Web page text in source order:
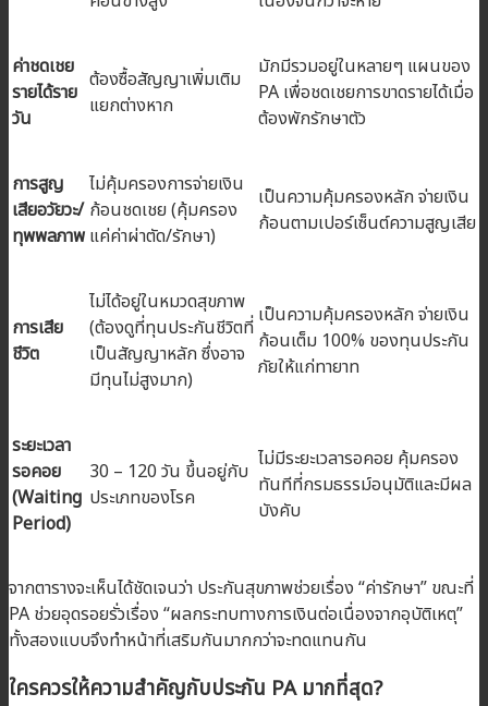
ค่าชดเชย
รายได้ราย
วัน
ต้องซื้อสัญญาเพิ่มเติม
แยกต่างหาก
มักมีรวมอยู่ในหลายๆ แผนของ
PA เพื่อชดเชยการขาดรายได้เมื่อ
ต้องพักรักษาตัว
การสูญ
เสียอวัยวะ/
ทุพพลภาพ
ไม่คุ้มครองการจ่ายเงิน
ก้อนชดเชย (คุ้มครอง
แค่ค่าผ่าตัด/รักษา)
เป็นความคุ้มครองหลัก จ่ายเงิน
ก้อนตามเปอร์เซ็นต์ความสูญเสีย
การเสีย
ชีวิต
ไม่ได้อยู่ในหมวดสุขภาพ
(ต้องดูที่ทุนประกันชีวิตที่
เป็นสัญญาหลัก ซึ่งอาจ
มีทุนไม่สูงมาก)
เป็นความคุ้มครองหลัก จ่ายเงิน
ก้อนเต็ม 100% ของทุนประกัน
ภัยให้แก่ทายาท
ระยะเวลา
รอคอย
(Waiting
Period)
30 – 120 วัน ขึ้นอยู่กับ
ประเภทของโรค
ไม่มีระยะเวลารอคอย คุ้มครอง
ทันทีที่กรมธรรม์อนุมัติและมีผล
บังคับ
จากตารางจะเห็นได้ชัดเจนว่า ประกันสุขภาพช่วยเรื่อง “ค่ารักษา” ขณะที่
PA ช่วยอุดรอยรั่วเรื่อง “ผลกระทบทางการเงินต่อเนื่องจากอุบัติเหตุ”
ทั้งสองแบบจึงทำหน้าที่เสริมกันมากกว่าจะทดแทนกัน
ใครควรให้ความสำคัญกับประกัน PA มากที่สุด?